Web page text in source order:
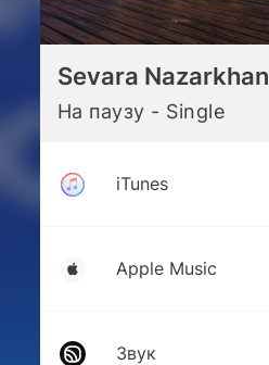
Sevara Nazarkhan
На паузу - Single
iTunes
Apple Music
Звук